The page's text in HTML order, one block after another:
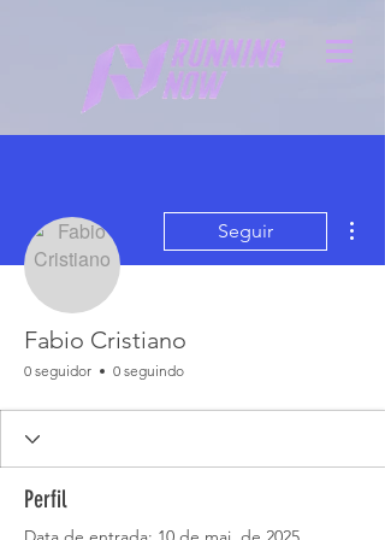
Seguir
Fabio Cristiano
0 seguidor 0 seguindo
Perfil